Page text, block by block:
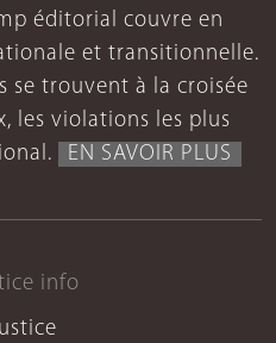
éditorial couvre en
et transitionnelle.
se trouvent à la croisée
les violations les plus
EN SAVOIR PLUS
info